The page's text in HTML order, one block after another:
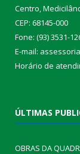
Centro,
CEP: 68145-000
Fone: (93) 3531-
E-mail:
Horário de
ÚLTIMAS
OBRAS DA